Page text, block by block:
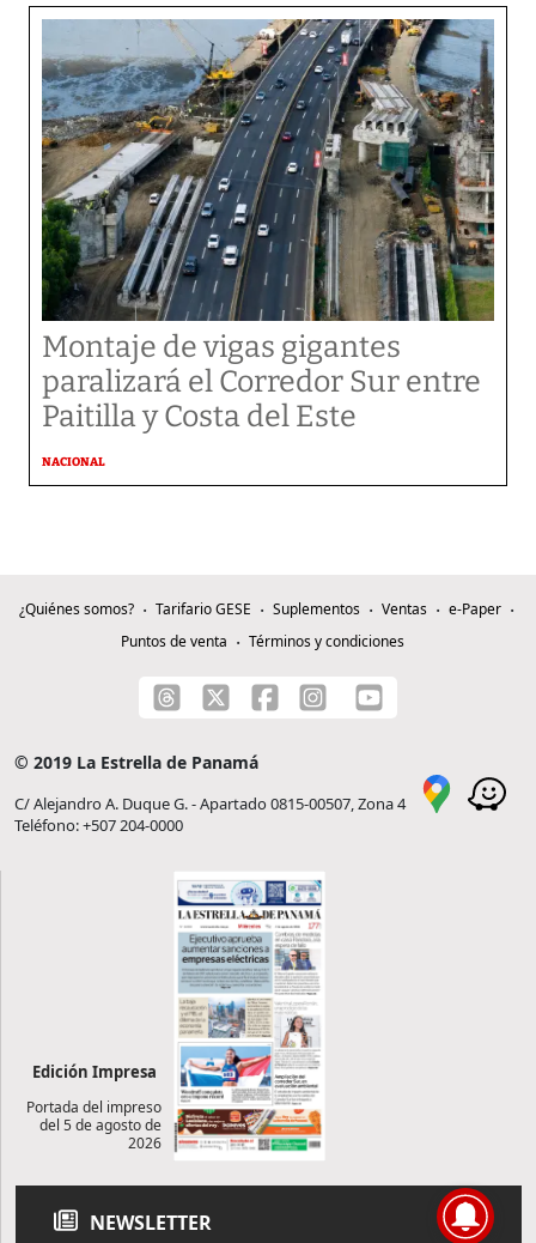
Montaje de vigas gigantes
paralizará el Corredor Sur entre
Paitilla y Costa del Este
NACIONAL
¿Quiénes somos? Tarifario GESE Suplementos Ventas
e-Paper
Puntos de venta
Términos y condiciones
© 2019 La Estrella de Panamá
C/ Alejandro A. Duque G. - Apartado 0815-00507, Zona 4
Teléfono: +507 204-0000
Edición Impresa
Portada del impreso
del 5 de agosto de
2026
NEWSLETTER